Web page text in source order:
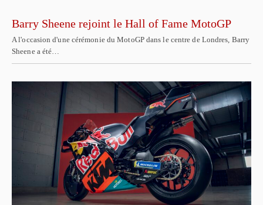
Barry Sheene rejoint le Hall of Fame MotoGP
A l'occasion d'une cérémonie du MotoGP dans le centre de Londres, Barry
Sheene a été…